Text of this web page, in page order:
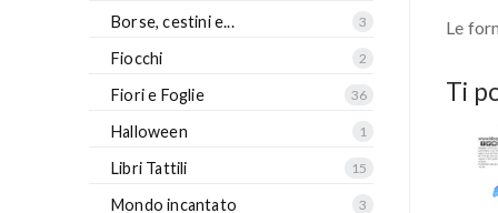
Le
Ti
Borse, cestini e... 3
Fiocchi 2
Fiori e Foglie 36
Halloween 1
Libri Tattili 15
Mondo incantato 3